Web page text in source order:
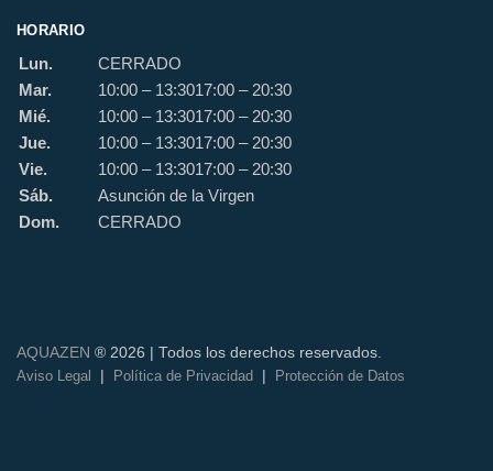
HORARIO
Lun.
CERRADO
Mar.
10:00 – 13:3017:00 – 20:30
Mié.
10:00 – 13:3017:00 – 20:30
Jue.
10:00 – 13:3017:00 – 20:30
Vie.
10:00 – 13:3017:00 – 20:30
Sáb.
Asunción de la Virgen
Dom.
CERRADO
AQUAZEN ® 2026 | Todos los derechos reservados.
Aviso Legal
| Política de Privacidad | Protección de Datos